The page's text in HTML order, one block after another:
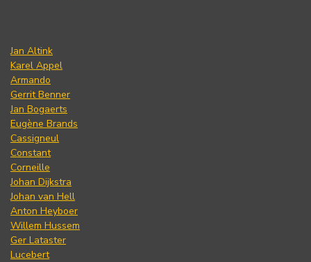
Jan Altink
Karel Appel
Armando
Gerrit Benner
Jan Bogaerts
Eugène Brands
Cassigneul
Constant
Corneille
Johan Dijkstra
Johan van Hell
Anton Heyboer
Willem Hussem
Ger Lataster
Lucebert